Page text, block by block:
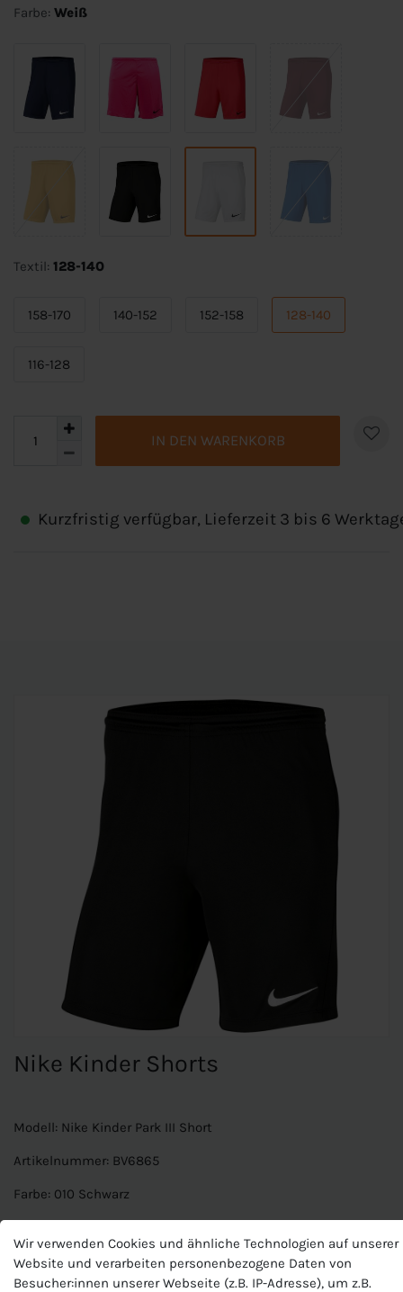
Farbe: Weiß
Textil: 128-140
158-170 140-152 152-158 128-140
116-128
IN DEN WARENKORB
Kurzfristig verfügbar, Lieferzeit 3 bis 6
Nike Kinder Shorts
Modell: Nike Kinder Park III Short
Artikelnummer: BV6865
Farbe: 010 Schwarz
Technologie Dri-FIT-Material zu trocknen und Komfort
Haut.
Wir verwenden Cookies und ähnliche Technologien auf unserer
Website und verarbeiten personenbezogene Daten von
Besucher:innen unserer Webseite (z.B. IP-Adresse), um z.B.